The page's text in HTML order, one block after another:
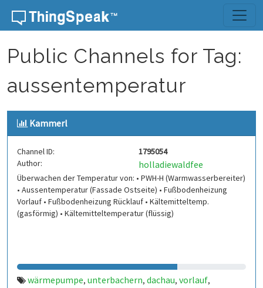
Skip to content
Public Channels for Tag:
aussentemperatur
Kammerl
Channel ID:
1795054
Author:
holladiewaldfee
Überwachen der Temperatur von: • PWH-H (Warmwasserbereiter)
• Aussentemperatur (Fassade Ostseite) • Fußbodenheizung
Vorlauf • Fußbodenheizung Rücklauf • Kältemitteltemp.
(gasförmig) • Kältemitteltemperatur (flüssig)
wärmepumpe, unterbachern, dachau, vorlauf,